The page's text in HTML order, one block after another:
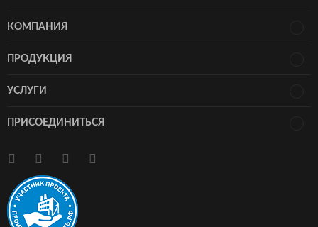
КОМПАНИЯ
ПРОДУКЦИЯ
УСЛУГИ
ПРИСОЕДИНИТЬСЯ